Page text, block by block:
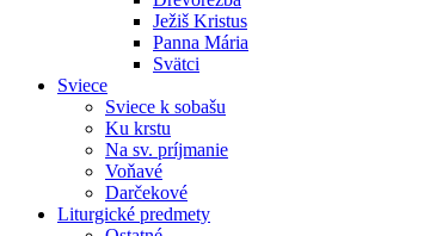
Ježiš Kristus
Panna Mária
Svätci
Sviece
Sviece k sobašu
Ku krstu
Na sv. príjmanie
Voňavé
Darčekové
Liturgické predmety